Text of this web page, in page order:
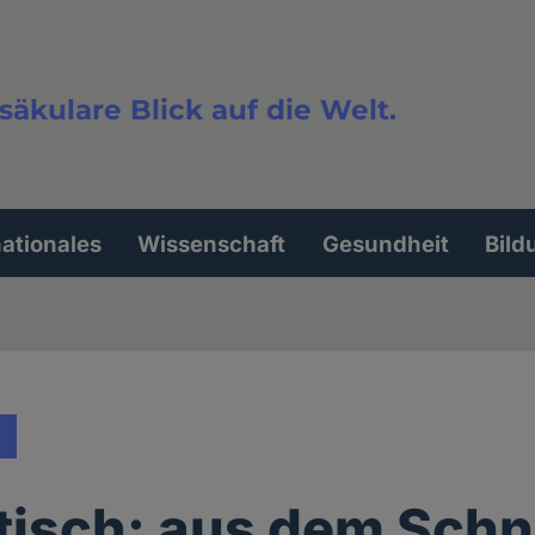
Blick auf die Welt.
Wissenschaft Gesundheit